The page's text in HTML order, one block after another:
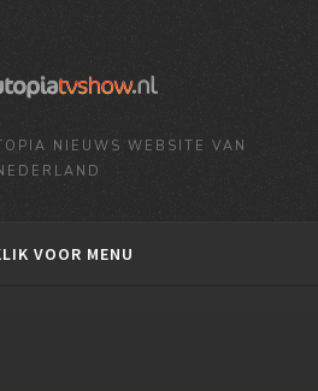
NIEUWS WEBSITE VAN
VOOR MENU